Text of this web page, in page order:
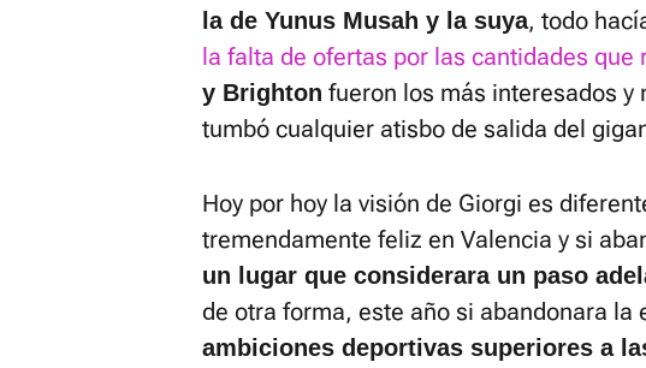
la de Yunus Musah y la suya, todo
la falta de ofertas por las cantidades que
y Brighton fueron los más interesados y
tumbó cualquier atisbo de salida del
Hoy por hoy la visión de Giorgi es
tremendamente feliz en Valencia y si
un lugar que considerara un paso
de otra forma, este año si abandonara la
ambiciones deportivas superiores a